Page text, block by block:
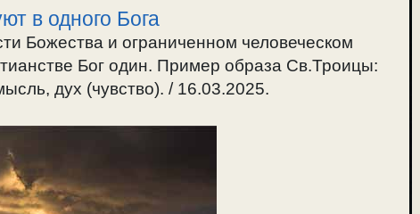
в одного Бога
Божества и ограниченном человеческом
Бог один. Пример образа Св.Троицы:
дух (чувство). / 16.03.2025.